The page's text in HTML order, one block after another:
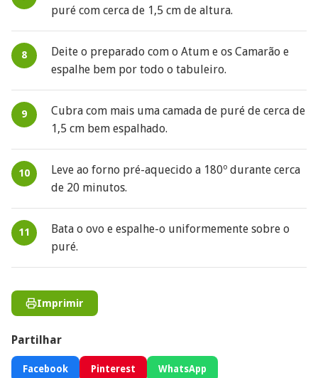
puré com cerca de 1,5 cm de altura.
Deite o preparado com o Atum e os Camarão e
espalhe bem por todo o tabuleiro.
Cubra com mais uma camada de puré de cerca de
1,5 cm bem espalhado.
Leve ao forno pré-aquecido a 180º durante cerca
de 20 minutos.
Bata o ovo e espalhe-o uniformemente sobre o
puré.
Imprimir
Partilhar
Facebook Pinterest WhatsApp